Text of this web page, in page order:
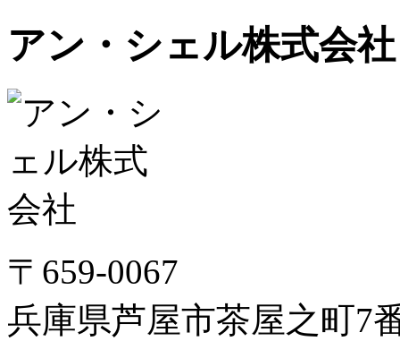
アン・シェル株式会社
〒659-0067
兵庫県芦屋市茶屋之町7